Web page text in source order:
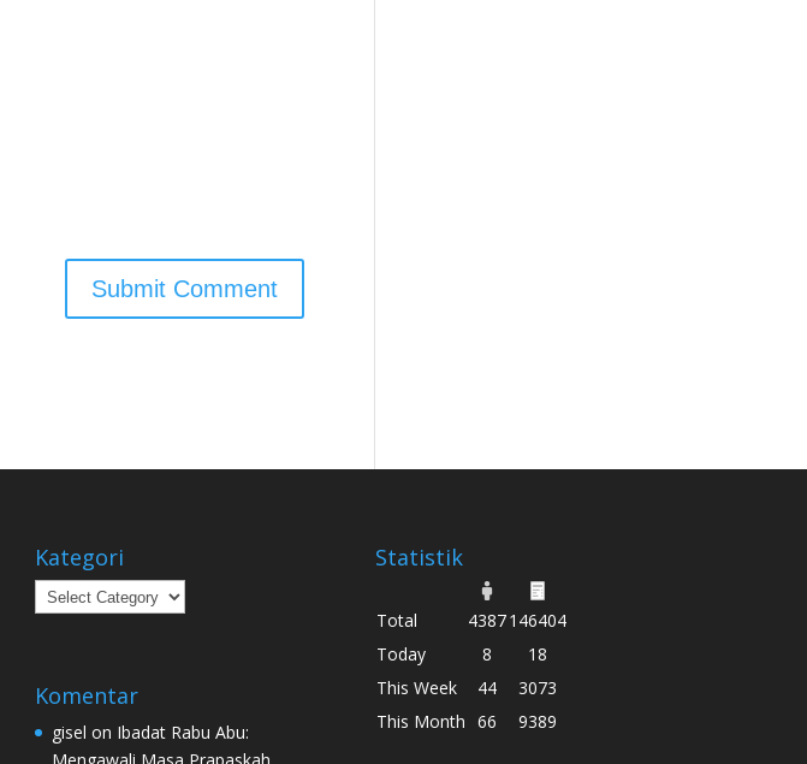
Kategori
Kategori
Komentar
gisel on Ibadat Rabu Abu:
Statistik
Total 4387146404
Today
8
18
This Week
44
3073
This Month 66 9389